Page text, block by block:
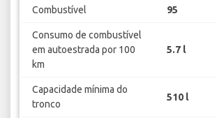
Combustível 95
Consumo de combustível
em autoestrada por 100
km
5.7 l
Capacidade mínima do
tronco
510 l